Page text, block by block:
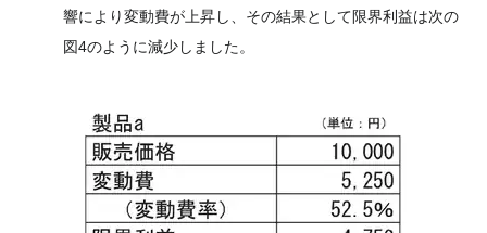
響により変動費が上昇し、その結果として限界利益は次の
図4のように減少しました。